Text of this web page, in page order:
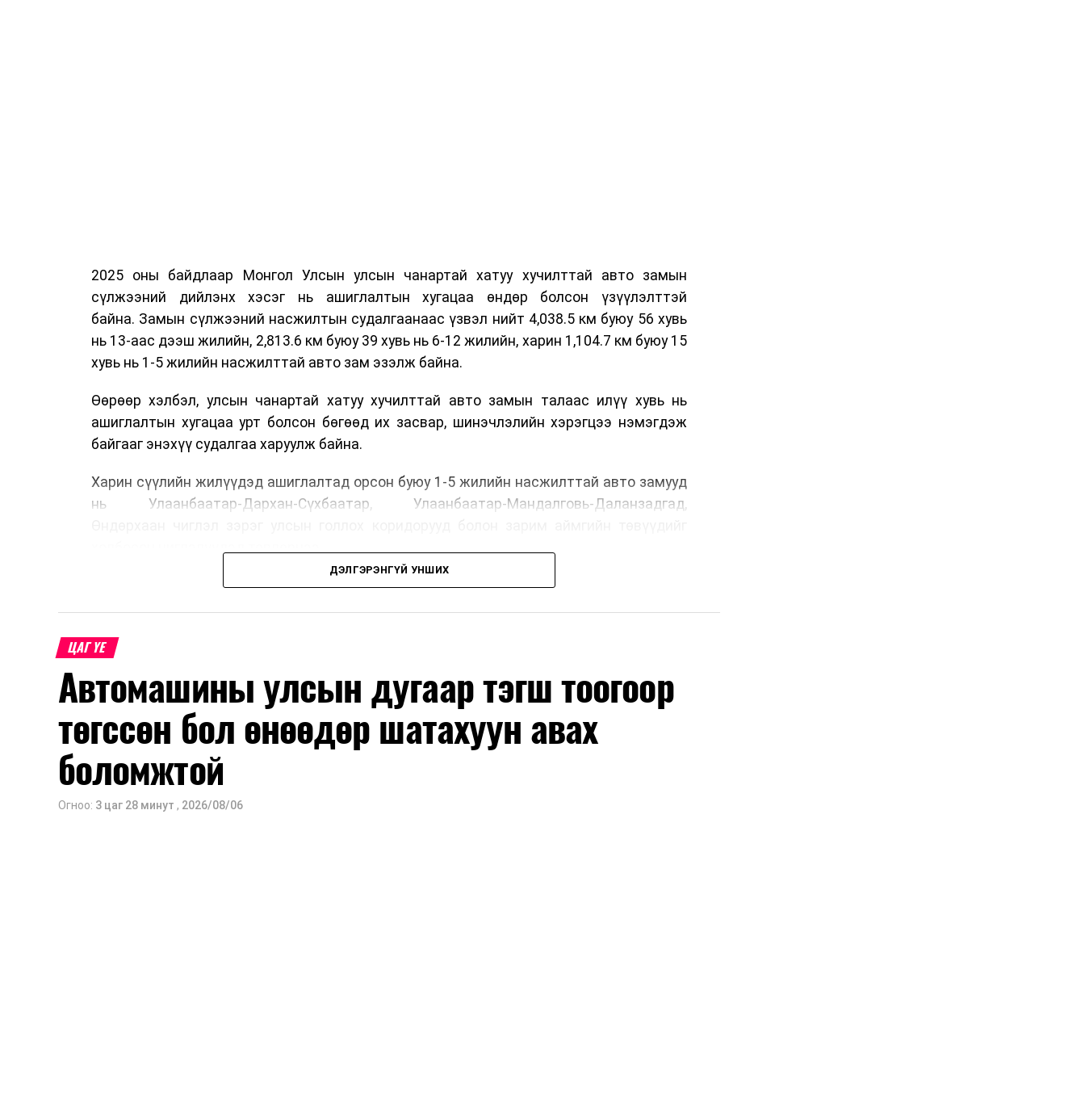
2025 оны байдлаар Монгол Улсын улсын чанартай хатуу хучилттай авто замын
сүлжээний дийлэнх хэсэг нь ашиглалтын хугацаа өндөр болсон үзүүлэлттэй
байна. Замын сүлжээний насжилтын судалгаанаас үзвэл нийт 4,038.5 км буюу 56 хувь
нь 13-аас дээш жилийн, 2,813.6 км буюу 39 хувь нь 6-12 жилийн, харин 1,104.7 км буюу 15
хувь нь 1-5 жилийн насжилттай авто зам эзэлж байна.
Өөрөөр хэлбэл, улсын чанартай хатуу хучилттай авто замын талаас илүү хувь нь
ашиглалтын хугацаа урт болсон бөгөөд их засвар, шинэчлэлийн хэрэгцээ нэмэгдэж
байгааг энэхүү судалгаа харуулж байна.
Харин сүүлийн жилүүдэд ашиглалтад орсон буюу 1-5 жилийн насжилттай авто замууд
нь Улаанбаатар-Дархан-Сүхбаатар, Улаанбаатар-Мандалговь-Даланзадгад,
Авто замын насжилтыг тогтмол үнэлж, их засвар, ээлжит засвар арчлалтын ажлыг
төлөвлөхөд чухал ач холбогдолтойг албаныхан хэлж байна
ДЭЛГЭРЭНГҮЙ УНШИХ
ЦАГ ҮЕ
Автомашины улсын дугаар тэгш тоогоор
төгссөн бол өнөөдөр шатахуун авах
боломжтой
Огноо: 3 цаг 28 минут , 2026/08/06